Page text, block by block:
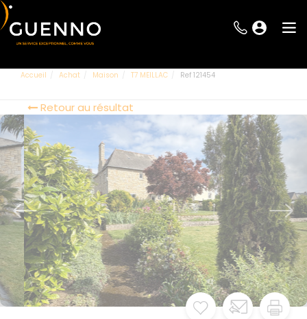
Accueil Achat Maison T7 MEILLAC Ref 121454
Retour au résultat